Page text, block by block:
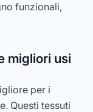
funzionali,
migliori usi
per i
Questi tessuti